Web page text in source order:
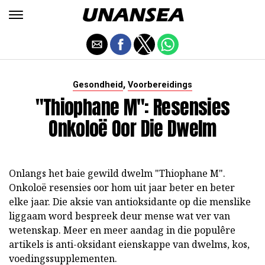
Gesondheid, Voorbereidings
"Thiophane M": Resensies
Onkoloë Oor Die Dwelm
Onlangs het baie gewild dwelm "Thiophane M".
Onkoloë resensies oor hom uit jaar beter en beter
elke jaar. Die aksie van antioksidante op die menslike
liggaam word bespreek deur mense wat ver van
wetenskap. Meer en meer aandag in die populêre
artikels is anti-oksidant eienskappe van dwelms, kos,
voedingssupplementen.